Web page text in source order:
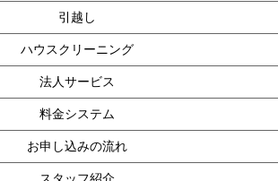
引越し
ハウスクリーニング
法人サービス
料金システム
お申し込みの流れ
スタッフ紹介